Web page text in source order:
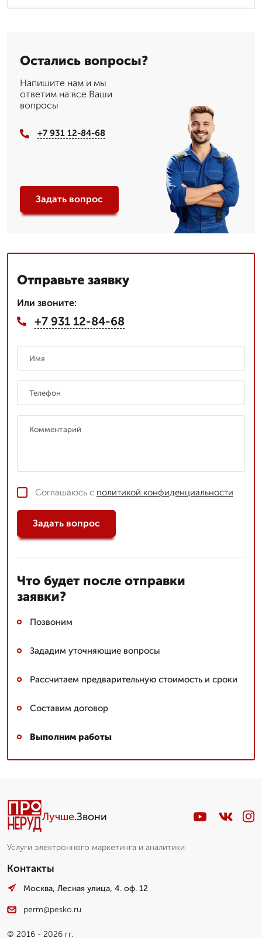
Остались вопросы?
Напишите нам и мы
ответим на все Ваши
вопросы
+7 931 12-84-68
Задать вопрос
Отправьте заявку
Или звоните:
+7 931 12-84-68
Соглашаюсь с политикой конфиденциальности
Задать вопрос
Что будет после отправки
заявки?
Позвоним
Зададим уточняющие вопросы
Рассчитаем предварительную стоимость и сроки
Составим договор
Выполним работы
Лучше.Звони
Услуги электронного маркетинга и аналитики
Контакты
Москва, Лесная улица, 4. оф. 12
perm@pesko.ru
© 2016 - 2026 гг.